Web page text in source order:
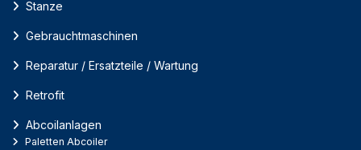
Stanze
Gebrauchtmaschinen
Reparatur / Ersatzteile / Wartung
Retrofit
Abcoilanlagen
Paletten Abcoiler